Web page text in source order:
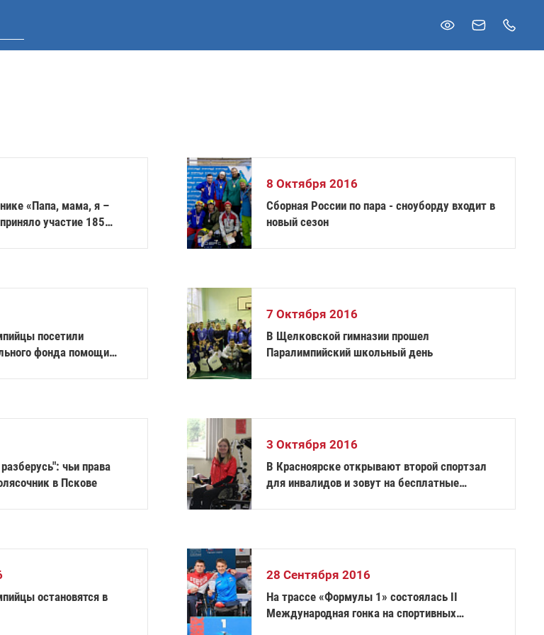
«Папа, мама, я –
участие 185
8 Октября 2016
Сборная России по пара - сноуборду входит в
новый сезон
посетили
фонда помощи
7 Октября 2016
В Щелковской гимназии прошел
Паралимпийский школьный день
чьи права
в Пскове
3 Октября 2016
В Красноярске открывают второй спортзал
для инвалидов и зовут на бесплатные
остановятся в
28 Сентября 2016
На трассе «Формулы 1» состоялась II
Международная гонка на спортивных